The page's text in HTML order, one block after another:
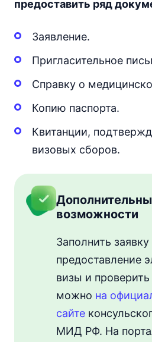
предоставить ряд
Заявление.
Пригласительное
Справку о
Копию паспорта.
Квитанции,
визовых сборов.
возможности
Заполнить заявку
предоставление
визы и проверить
можно на
сайте
МИД РФ. На